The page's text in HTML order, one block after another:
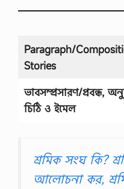
Paragraph/
Stories
ভাবসম্প্রসারণ/প্রবন্ধ,
চিঠি ও ইমেল
শ্রমিক সংঘ কি?
আলোচনা কর,